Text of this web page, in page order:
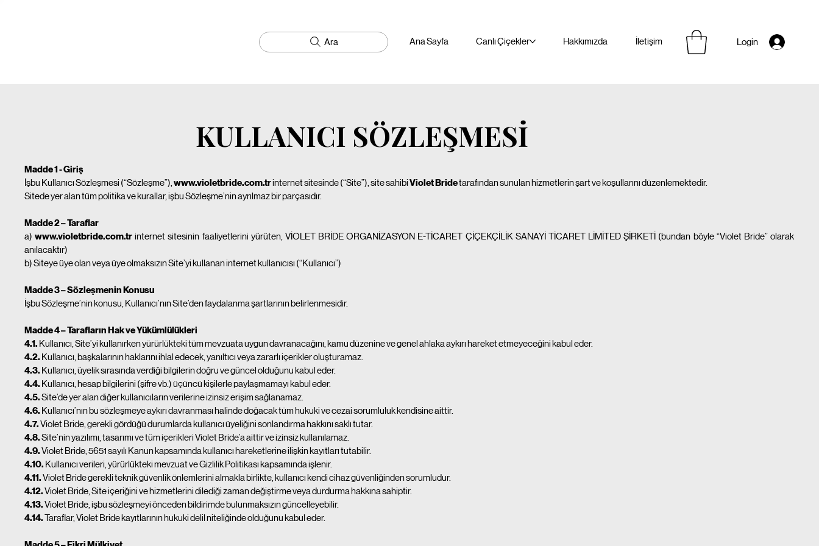
Login
Ara Ana Sayfa Canlı Çiçekler Hakkımızda İletişim
KULLANICI SÖZLEŞMESI
Madde 1 - Giriş
İşbu Kullanıcı Sözleşmesi (“Sözleşme”), www.violetbride.com.trinternet sitesinde (“Site”), site sahibiViolet Bridetarafından sunulan hizmetlerin şart ve koşullarını düzenlemektedir.
Sitede yer alan tüm politika ve kurallar, işbu Sözleşme’nin ayrılmaz bir parçasıdır.
Madde 2 – Taraflar
a) www.violetbride.com.trinternet sitesinin faaliyetlerini yürüten, VİOLET BRİDE ORGANİZASYON E-TİCARET ÇİÇEKÇİLİK SANAYİ TİCARET LİMİTED ŞİRKETİ (bundan böyle “Violet Bride” olarak
anılacaktır)
b) Siteye üye olan veya üye olmaksızın Site’yi kullanan internet kullanıcısı (“Kullanıcı”)
Madde 3 – Sözleşmenin Konusu
İşbu Sözleşme’nin konusu, Kullanıcı’nın Site’den faydalanma şartlarının belirlenmesidir.
Madde 4 – Tarafların Hak ve Yükümlülükleri
4.1. Kullanıcı, Site’yi kullanırken yürürlükteki tüm mevzuata uygun davranacağını, kamu düzenine ve genel ahlaka aykırı hareket etmeyeceğini kabul eder.
4.2. Kullanıcı, başkalarının haklarını ihlal edecek, yanıltıcı veya zararlı içerikler oluşturamaz.
4.3. Kullanıcı, üyelik sırasında verdiği bilgilerin doğru ve güncel olduğunu kabul eder.
4.4. Kullanıcı, hesap bilgilerini (şifre vb.) üçüncü kişilerle paylaşmamayı kabul eder.
4.5.Site’de yer alan diğer kullanıcıların verilerine izinsiz erişim sağlanamaz.
4.6. Kullanıcı’nın bu sözleşmeye aykırı davranması halinde doğacak tüm hukuki ve cezai sorumluluk kendisine aittir.
4.7.Violet Bride, gerekli gördüğü durumlarda kullanıcı üyeliğini sonlandırma hakkını saklı tutar.
4.8.Site’nin yazılımı, tasarımı ve tüm içerikleri Violet Bride’a aittir ve izinsiz kullanılamaz.
4.9.Violet Bride, 5651 sayılı Kanun kapsamında kullanıcı hareketlerine ilişkin kayıtları tutabilir.
4.10. Kullanıcı verileri, yürürlükteki mevzuat ve Gizlilik Politikası kapsamında işlenir.
4.11.Violet Bride gerekli teknik güvenlik önlemlerini almakla birlikte, kullanıcı kendi cihaz güvenliğinden sorumludur.
4.12.Violet Bride, Site içeriğini ve hizmetlerini dilediği zaman değiştirme veya durdurma hakkına sahiptir.
4.13.Violet Bride, işbu sözleşmeyi önceden bildirimde bulunmaksızın güncelleyebilir.
4.14.Taraflar, Violet Bride kayıtlarının hukuki delil niteliğinde olduğunu kabul eder.